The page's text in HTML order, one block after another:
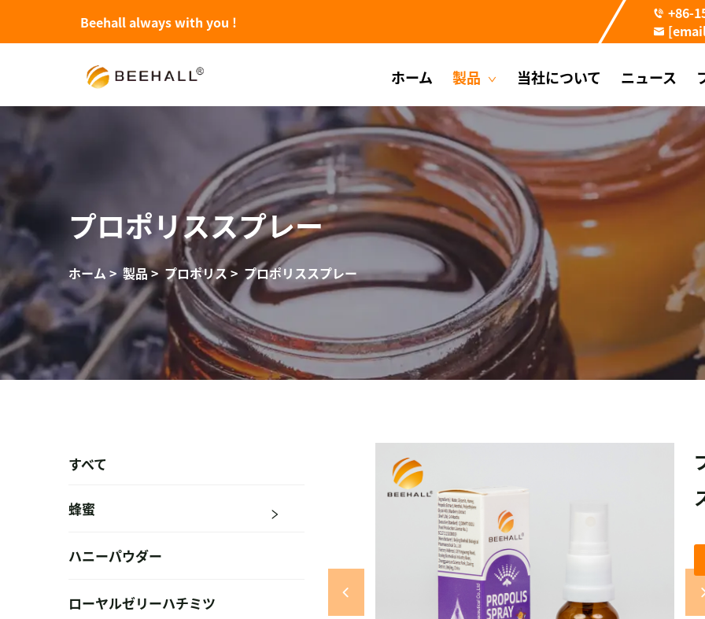
Beehall always with you !
+86-
ホーム 製品 当社について ニュース
プロポリススプレー
ホーム >製品>プロポリス> プロポリススプレー
すべて
蜂蜜
ハニーパウダー
ローヤルゼリーハチミツ